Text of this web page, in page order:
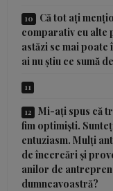
Că tot ați
comparativ cu alte
astăzi se mai
ai nu știu ce sumă
Mi-ați spus că
fim optimiști.
entuziasm. Mulți
de încercări și
anilor de
dumneavoastră?